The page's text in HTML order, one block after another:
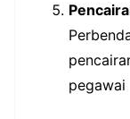
pegawai